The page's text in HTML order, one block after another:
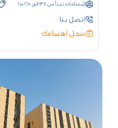
المساحات: تبدأ من 137 الى 165 م2
اتصل بنا
سجل اهتمامك